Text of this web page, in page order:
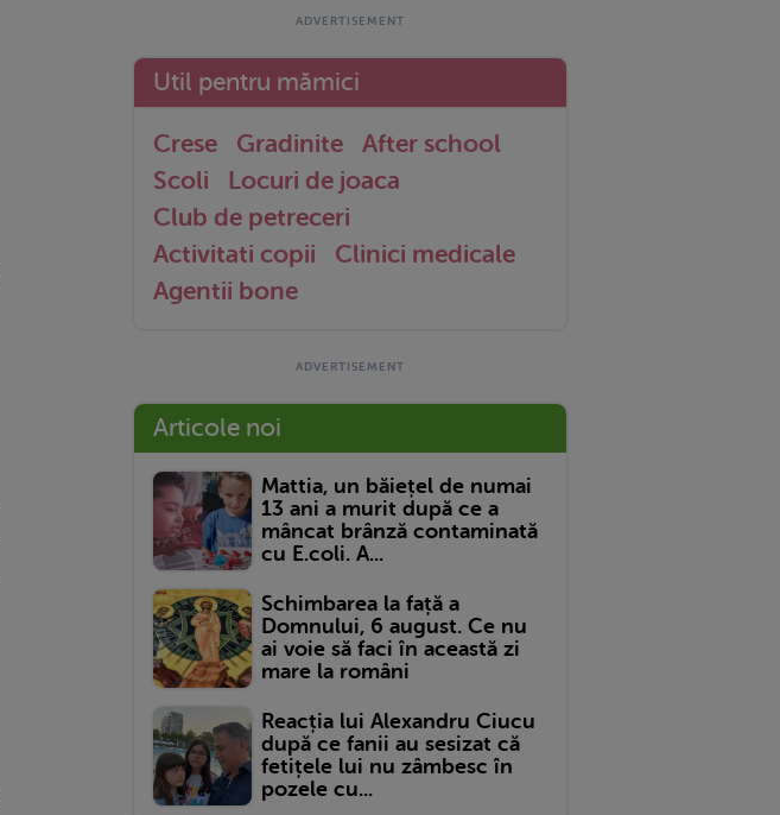
Util pentru mămici
Crese Gradinite
After school
Scoli
Locuri de joaca
Club de petreceri
Activitati copii
Clinici medicale
Agentii bone
Articole noi
Mattia, un băiețel de numai
13 ani a murit după ce a
mâncat brânză contaminată
cu E.coli. A...
Schimbarea la față a
Domnului, 6 august. Ce nu
ai voie să faci în această zi
mare la români
Reacția lui Alexandru Ciucu
după ce fanii au sesizat că
fetițele lui nu zâmbesc în
pozele cu...